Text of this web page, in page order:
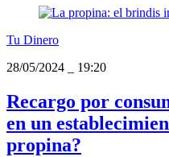
Tu Dinero
28/05/2024
19:20
Recargo por
en un
propina?